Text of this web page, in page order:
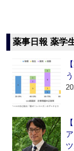
薬事日報 薬学
う